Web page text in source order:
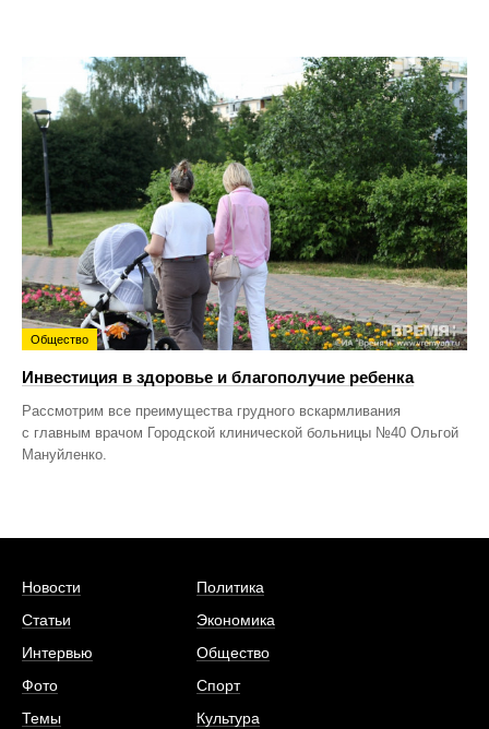
Общество
Инвестиция в здоровье и благополучие ребенка
Рассмотрим все преимущества грудного вскармливания
с главным врачом Городской клинической больницы №40 Ольгой
Мануйленко.
Новости
Статьи
Интервью
Фото
Темы
Политика
Экономика
Общество
Спорт
Культура